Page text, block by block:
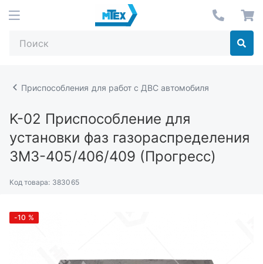
Приспособления для работ с ДВС автомобиля
K-02 Приспособление для
установки фаз газораспределения
ЗМЗ-405/406/409 (Прогресс)
Код товара: 383065
-10 %